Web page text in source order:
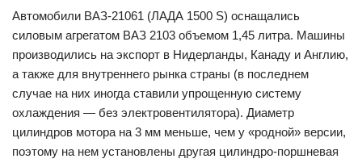
Автомобили ВАЗ-21061 (ЛАДА 1500 S) оснащались
силовым агрегатом ВАЗ 2103 объемом 1,45 литра. Машины
производились на экспорт в Нидерланды, Канаду и Англию,
а также для внутреннего рынка страны (в последнем
случае на них иногда ставили упрощенную систему
охлаждения — без электровентилятора). Диаметр
цилиндров мотора на 3 мм меньше, чем у «родной» версии,
поэтому на нем установлены другая цилиндро-поршневая